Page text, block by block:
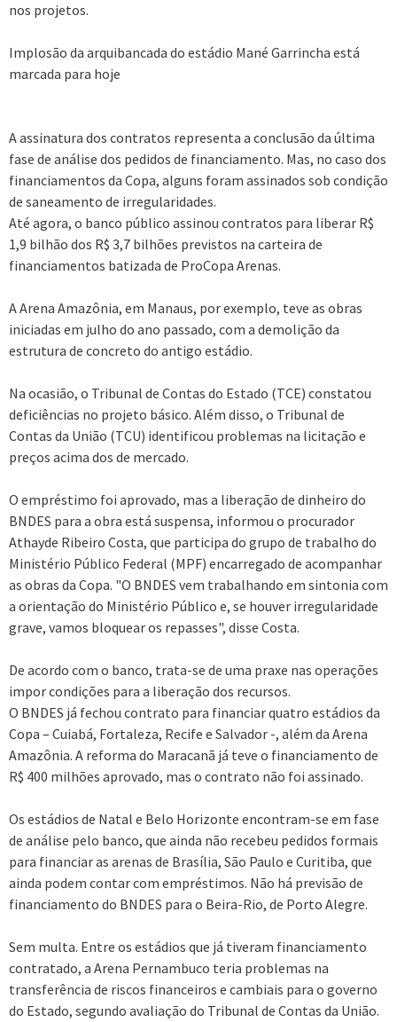
nos projetos.
Implosão da arquibancada do estádio Mané Garrincha está
marcada para hoje
A assinatura dos contratos representa a conclusão da última
fase de análise dos pedidos de financiamento. Mas, no caso dos
financiamentos da Copa, alguns foram assinados sob condição
de saneamento de irregularidades.
Até agora, o banco público assinou contratos para liberar R$
1,9 bilhão dos R$ 3,7 bilhões previstos na carteira de
financiamentos batizada de ProCopa Arenas.
A Arena Amazônia, em Manaus, por exemplo, teve as obras
iniciadas em julho do ano passado, com a demolição da
estrutura de concreto do antigo estádio.
Na ocasião, o Tribunal de Contas do Estado (TCE) constatou
deficiências no projeto básico. Além disso, o Tribunal de
Contas da União (TCU) identificou problemas na licitação e
preços acima dos de mercado.
O empréstimo foi aprovado, mas a liberação de dinheiro do
BNDES para a obra está suspensa, informou o procurador
Athayde Ribeiro Costa, que participa do grupo de trabalho do
Ministério Público Federal (MPF) encarregado de acompanhar
as obras da Copa. "O BNDES vem trabalhando em sintonia com
a orientação do Ministério Público e, se houver irregularidade
grave, vamos bloquear os repasses", disse Costa.
De acordo com o banco, trata-se de uma praxe nas operações
impor condições para a liberação dos recursos.
O BNDES já fechou contrato para financiar quatro estádios da
Copa – Cuiabá, Fortaleza, Recife e Salvador -, além da Arena
Amazônia. A reforma do Maracanã já teve o financiamento de
R$ 400 milhões aprovado, mas o contrato não foi assinado.
Os estádios de Natal e Belo Horizonte encontram-se em fase
de análise pelo banco, que ainda não recebeu pedidos formais
para financiar as arenas de Brasília, São Paulo e Curitiba, que
ainda podem contar com empréstimos. Não há previsão de
financiamento do BNDES para o Beira-Rio, de Porto Alegre.
Sem multa. Entre os estádios que já tiveram financiamento
contratado, a Arena Pernambuco teria problemas na
transferência de riscos financeiros e cambiais para o governo
do Estado, segundo avaliação do Tribunal de Contas da União.